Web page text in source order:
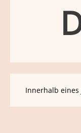
Innerhalb eines